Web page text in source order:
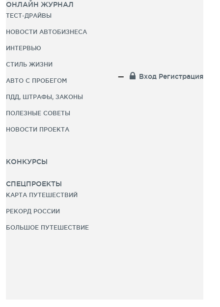
ОНЛАЙН ЖУРНАЛ
ТЕСТ-ДРАЙВЫ
НОВОСТИ АВТОБИЗНЕСА
ИНТЕРВЬЮ
СТИЛЬ ЖИЗНИ
АВТО С ПРОБЕГОМ
ПДД, ШТРАФЫ, ЗАКОНЫ
ПОЛЕЗНЫЕ СОВЕТЫ
НОВОСТИ ПРОЕКТА
КОНКУРСЫ
СПЕЦПРОЕКТЫ
КАРТА ПУТЕШЕСТВИЙ
РЕКОРД РОССИИ
БОЛЬШОЕ ПУТЕШЕСТВИЕ
Вход Регистрация